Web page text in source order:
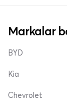
Markalar
BYD
Kia
Chevrolet